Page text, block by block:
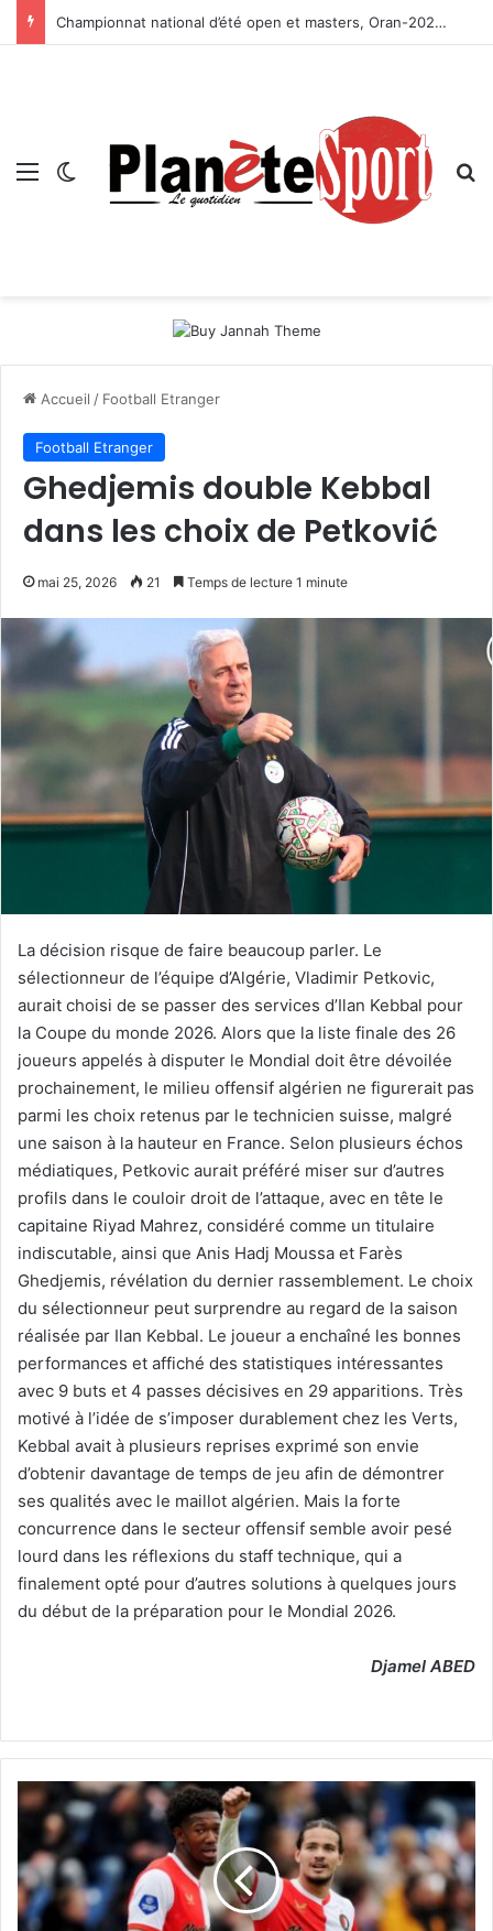
Championnat national d’été open et masters, Oran-2026 — Le CRB s’adjuge le titre
Menu Switch skin
Accueil / Football Etranger
Football Etranger
Ghedjemis double Kebbal
dans les choix de Petković
mai 25, 2026 21 Temps de lecture 1 minute
La décision risque de faire beaucoup parler. Le
sélectionneur de l’équipe d’Algérie, Vladimir Petkovic,
aurait choisi de se passer des services d’Ilan Kebbal pour
la Coupe du monde 2026. Alors que la liste finale des 26
joueurs appelés à disputer le Mondial doit être dévoilée
prochainement, le milieu offensif algérien ne figurerait pas
parmi les choix retenus par le technicien suisse, malgré
une saison à la hauteur en France. Selon plusieurs échos
médiatiques, Petkovic aurait préféré miser sur d’autres
profils dans le couloir droit de l’attaque, avec en tête le
capitaine Riyad Mahrez, considéré comme un titulaire
indiscutable, ainsi que Anis Hadj Moussa et Farès
Ghedjemis, révélation du dernier rassemblement. Le choix
du sélectionneur peut surprendre au regard de la saison
réalisée par Ilan Kebbal. Le joueur a enchaîné les bonnes
performances et affiché des statistiques intéressantes
avec 9 buts et 4 passes décisives en 29 apparitions. Très
motivé à l’idée de s’imposer durablement chez les Verts,
Kebbal avait à plusieurs reprises exprimé son envie
d’obtenir davantage de temps de jeu afin de démontrer
ses qualités avec le maillot algérien. Mais la forte
concurrence dans le secteur offensif semble avoir pesé
lourd dans les réflexions du staff technique, qui a
finalement opté pour d’autres solutions à quelques jours
du début de la préparation pour le Mondial 2026.
Djamel ABED
Anis
Hadj
Moussa
se
confie
sur